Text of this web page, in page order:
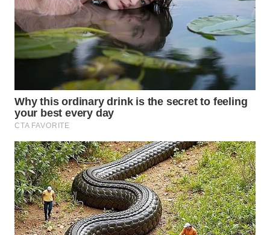
DAIRI
WN
DANAU
WN
NIAS
WN
LANGKAT
WN
TAPANULI
SELATAN